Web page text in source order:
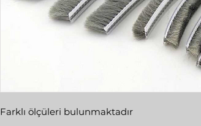
Farklı ölçüleri bulunmaktadır